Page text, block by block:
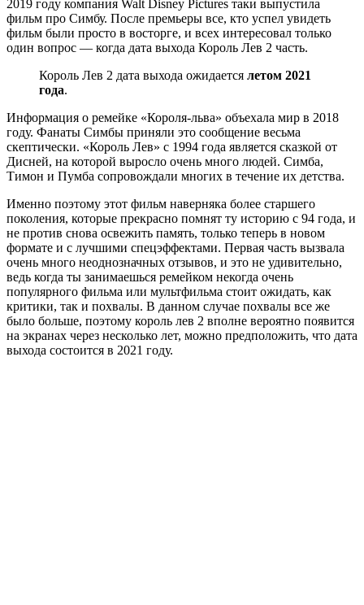
2019 году компания Walt Disney Pictures таки выпустила
фильм про Симбу. После премьеры все, кто успел увидеть
фильм были просто в восторге, и всех интересовал только
один вопрос — когда дата выхода Король Лев 2 часть.
Король Лев 2 дата выхода ожидается летом 2021
года.
Информация о ремейке «Короля-льва» объехала мир в 2018
году. Фанаты Симбы приняли это сообщение весьма
скептически. «Король Лев» с 1994 года является сказкой от
Дисней, на которой выросло очень много людей. Симба,
Тимон и Пумба сопровождали многих в течение их детства.
Именно поэтому этот фильм наверняка более старшего
поколения, которые прекрасно помнят ту историю с 94 года, и
не против снова освежить память, только теперь в новом
формате и с лучшими спецэффектами. Первая часть вызвала
очень много неоднозначных отзывов, и это не удивительно,
ведь когда ты занимаешься ремейком некогда очень
популярного фильма или мультфильма стоит ожидать, как
критики, так и похвалы. В данном случае похвалы все же
было больше, поэтому король лев 2 вполне вероятно появится
на экранах через несколько лет, можно предположить, что дата
выхода состоится в 2021 году.